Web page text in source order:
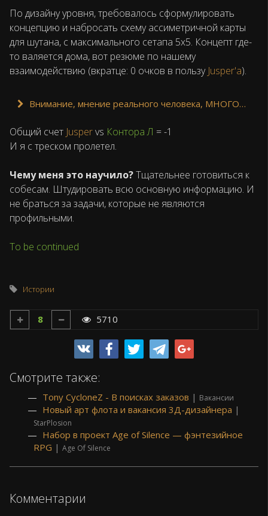
По дизайну уровня, требовалось сформулировать
концепцию и набросать схему ассиметричной карты
для шутана, с максимального сетапа 5х5. Концепт где-
то валяется дома, вот резюме по нашему
взаимодействию (вкратце: 0 очков в пользу Jusper'а).
Внимание, мнение реального человека,
Общий счет Juspervs Контора Л = -1
И я с треском пролетел.
Чему меня это научило?Тщательнее готовиться к
собесам. Штудировать всю основную информацию. И
не браться за задачи, которые не являются
профильными.
To be continued
Истории
8 5710
Смотрите также:
Tony CycloneZ - В поисках заказов | Вакансии
Новый арт флота и вакансия 3Д-дизайнера |
StarPlosion
Набор в проект Age of Silence — фэнтезийное
RPG | Age Of Silence
Комментарии